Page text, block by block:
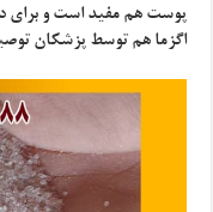
پوست هم مفید است و برای
اگزما هم توسط پزشکان